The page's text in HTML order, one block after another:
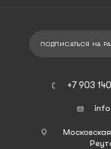
ПОДПИСАТЬСЯ НА
+7 903